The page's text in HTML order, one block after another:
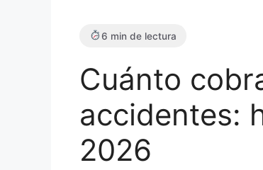
6 min de lectura
Cuánto
accidentes:
2026